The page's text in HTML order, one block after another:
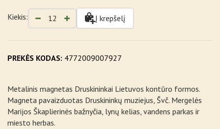
PREKĖS KODAS: 4772009007927
Metalinis magnetas Druskininkai Lietuvos kontūro formos.
Magneta pavaizduotas Druskininkų muziejus, Švč. Mergelės
Marijos Škaplierinės bažnyčia, lynų kelias, vandens parkas ir
miesto herbas.
Kiekis: Į krepšelį